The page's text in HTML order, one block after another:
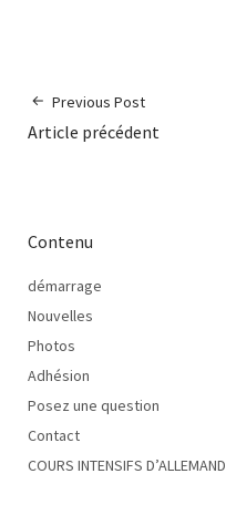
Previous Post
Article précédent
Contenu
démarrage
Nouvelles
Photos
Adhésion
Posez une question
Contact
COURS INTENSIFS D’ALLEMAND